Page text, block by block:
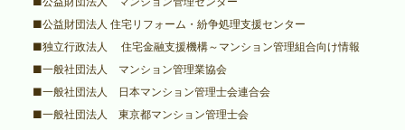
■公益財団法人 住宅リフォーム・紛争処理支援センター
■独立行政法人 住宅金融支援機構～マンション管理組合向け情報
■一般社団法人 マンション管理業協会
■一般社団法人 日本マンション管理士会連合会
■一般社団法人 東京都マンション管理士会